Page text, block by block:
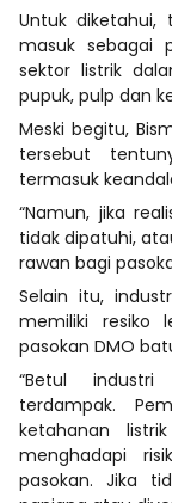
Untuk diketahui,
masuk sebagai
sektor listrik
pupuk, pulp dan
Meski begitu,
tersebut
termasuk
“Namun, jika
tidak dipatuhi,
rawan bagi
Selain itu,
memiliki resiko
pasokan DMO
“Betul
terdampak.
ketahanan
menghadapi
pasokan. Jika